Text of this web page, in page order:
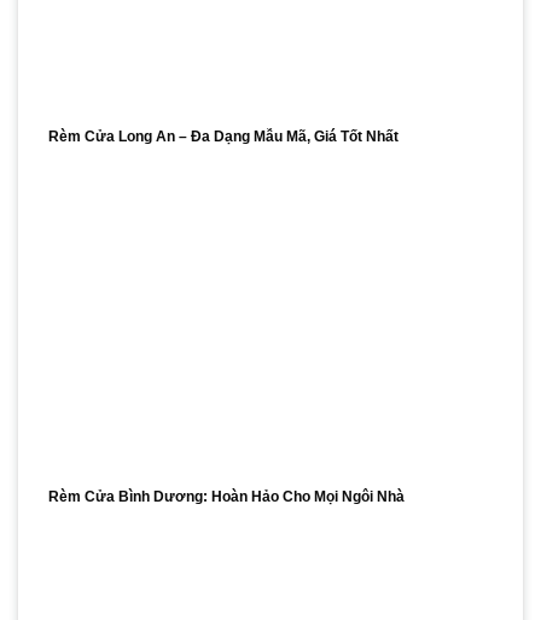
Rèm Cửa Long An – Đa Dạng Mẫu Mã, Giá Tốt Nhất
Rèm Cửa Bình Dương: Hoàn Hảo Cho Mọi Ngôi Nhà